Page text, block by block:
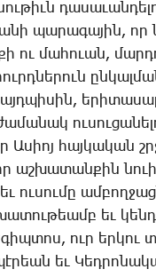
պա­րա­գա­յին, որ
ու մա­հո­ւան,
այդ­պի­սին,
Ա­սիոյ հայ­կա­կան
աշ­խա­տան­քին
ու­սու­մը
եւ
ուր եր­կու
եւ